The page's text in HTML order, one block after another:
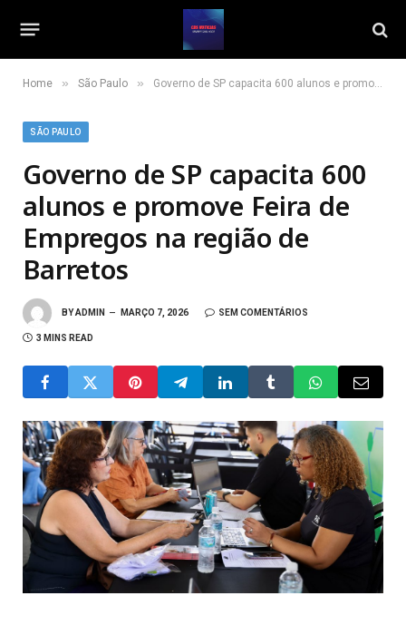
Home » São Paulo » Governo de SP capacita 600 alunos e promove Feira de Empregos na região de Barretos
SÃO PAULO
Governo de SP capacita 600
alunos e promove Feira de
Empregos na região de
Barretos
BYADMIN MARÇO 7, 2026 SEM COMENTÁRIOS
3 MINS READ